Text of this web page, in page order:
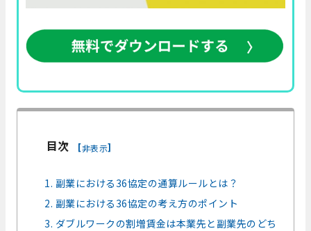
目次 [非表示]
1. 副業における36協定の通算ルールとは？
2. 副業における36協定の考え方のポイント
3. ダブルワークの割増賃金は本業先と副業先のどち